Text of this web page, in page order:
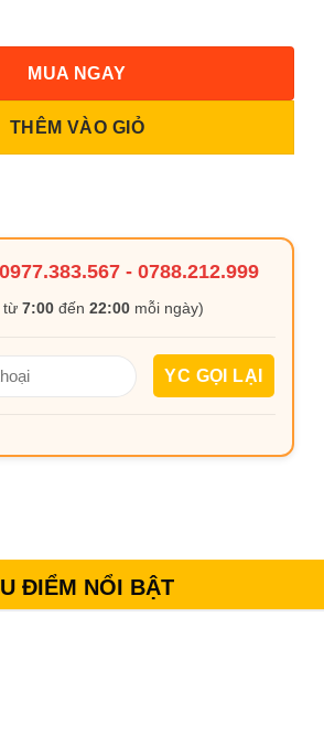
THÊM VÀO GIỎ
MUA NGAY
0977.383.567 -0788.212.999
từ7:00 đến22:00 mỗi ngày)
ĐIỂM NỔI BẬT